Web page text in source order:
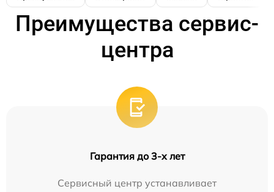
Преимущества сервис-
центра
Гарантия до 3-х лет
Сервисный центр устанавливает